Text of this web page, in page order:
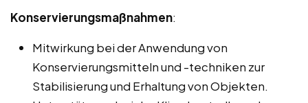
Konservierungsmaßnahmen:
Mitwirkung bei der Anwendung von
Konservierungsmitteln und -techniken zur
Stabilisierung und Erhaltung von Objekten.